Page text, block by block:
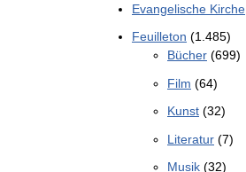
Evangelische Kirche
Feuilleton (1.485)
Bücher (699)
Film (64)
Kunst (32)
Literatur (7)
Musik (32)